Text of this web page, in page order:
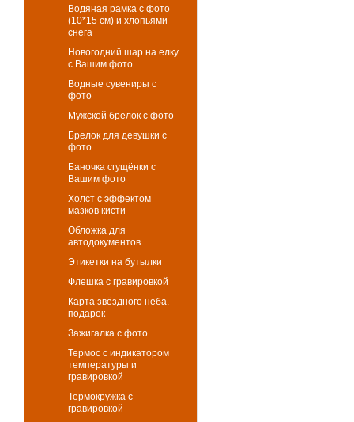
Водяная рамка с фото
(10*15 см) и хлопьями
снега
Новогодний шар на елку
с Вашим фото
Водные сувениры с
фото
Мужской брелок с фото
Брелок для девушки с
фото
Баночка сгущёнки с
Вашим фото
Холст с эффектом
мазков кисти
Обложка для
автодокументов
Этикетки на бутылки
Флешка с гравировкой
Карта звёздного неба.
подарок
Зажигалка с фото
Термос с индикатором
температуры и
гравировкой
Термокружка с
гравировкой